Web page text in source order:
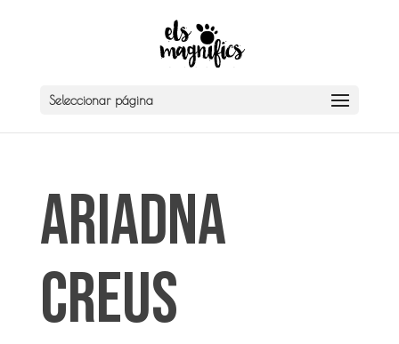
Seleccionar página
Ariadna
Creus